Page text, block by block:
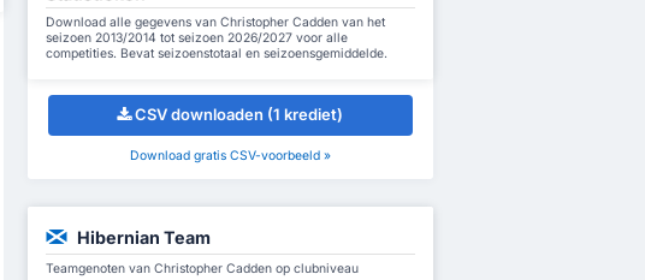
Download alle gegevens van Christopher Cadden van het
seizoen 2013/2014 tot seizoen 2026/2027 voor alle
competities. Bevat seizoenstotaal en seizoensgemiddelde.
CSV downloaden (1 krediet)
Download gratis CSV-voorbeeld »
Hibernian Team
Teamgenoten van Christopher Cadden op clubniveau